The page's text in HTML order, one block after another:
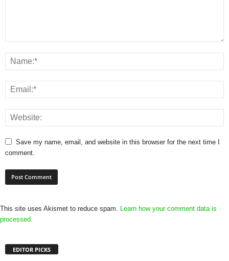
Save my name, email, and website in this browser for the next time I
comment.
This site uses Akismet to reduce spam. Learn how your comment data is
processed.
EDITOR PICKS